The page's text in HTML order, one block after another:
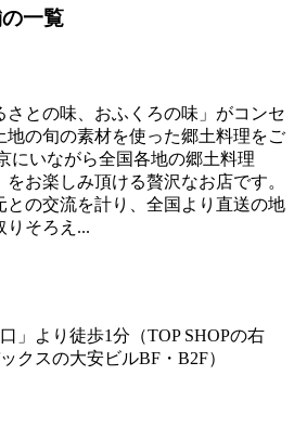
一覧
さとの味、おふくろの味」がコンセ
地の旬の素材を使った郷土料理をご
にいながら全国各地の郷土料理
をお楽しみ頂ける贅沢なお店です。
との交流を計り、全国より直送の地
りそろえ...
」より徒歩1分（TOP SHOPの右
クスの大安ビルBF・B2F）